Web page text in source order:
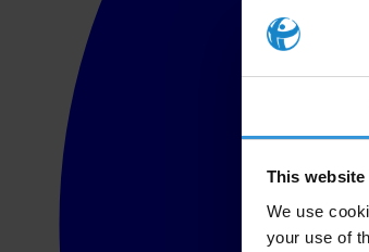
This
We use
your use of